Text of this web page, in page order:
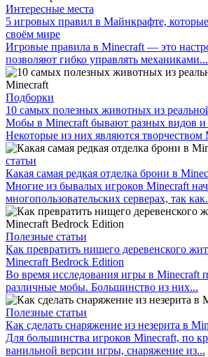
Интересные места
5 игровых правил в Майнкрафте,
своём мире
Игровые правила в Minecraft — это
позволяют гибко управлять механиками...
Подборки
10 самых полезных животных из
Мобы в Minecraft бывают разных видов и
Некоторые из них являются творчеством
статьи
Какая самая редкая отделка брони в
Многие из бывалых игроков Minecraft
многопользовательских серверах, так
Полезные статьи
Как превратить нищего деревенского
Minecraft Bedrock Edition
Во время исследования игры в Minecraft
различные мобы. Большинство из них...
Полезные статьи
Как сделать снаряжение из незерита в
Для большинства игроков Minecraft, по
ванильной версии игры, снаряжение из...